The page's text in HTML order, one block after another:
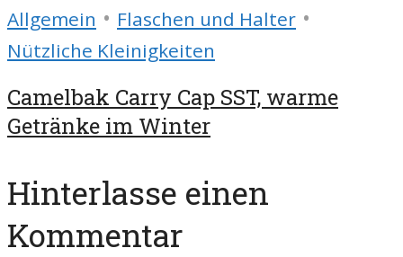
Allgemein • Flaschen und Halter •
Nützliche Kleinigkeiten
Camelbak Carry Cap SST, warme
Getränke im Winter
Hinterlasse einen
Kommentar